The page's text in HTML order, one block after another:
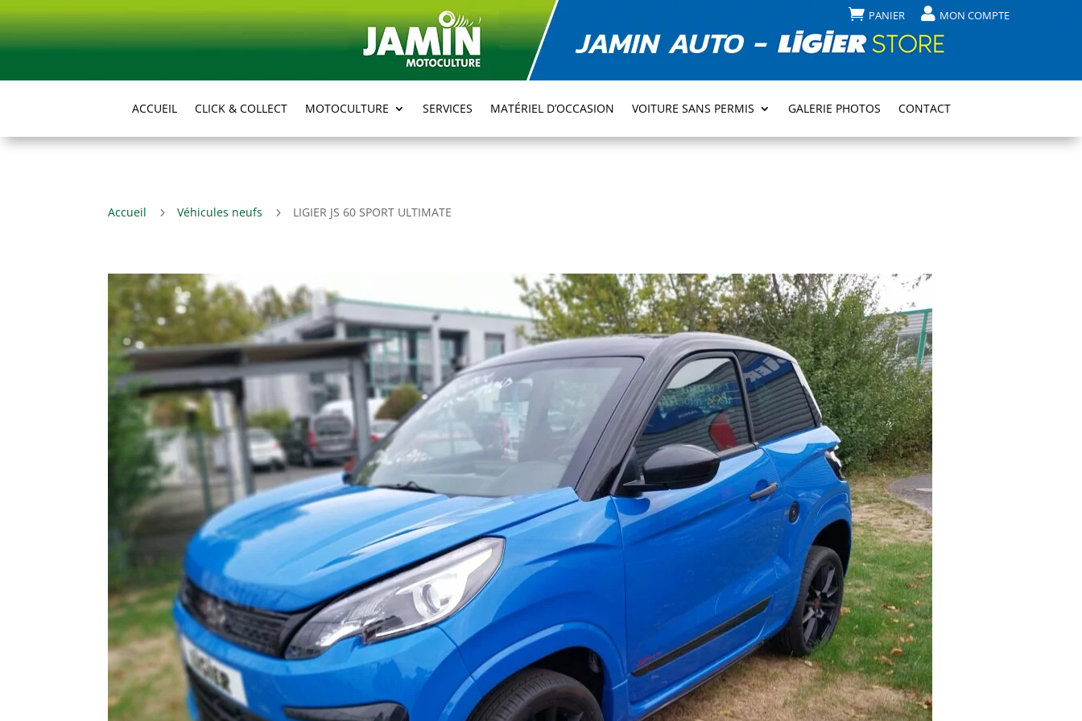
 PANIER  MON COMPTE
ACCUEIL CLICK & COLLECT MOTOCULTURE SERVICES MATÉRIEL D’OCCASION VOITURE SANS PERMIS GALERIE PHOTOS CONTACT
Accueil 5 Véhicules neufs 5 LIGIER JS 60 SPORT ULTIMATE